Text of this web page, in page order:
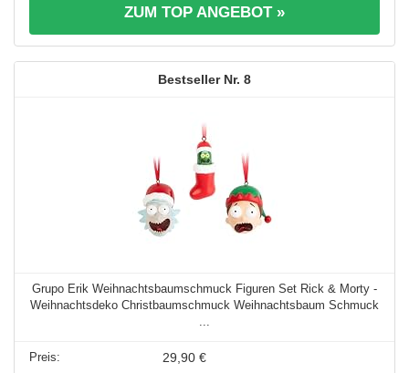
ZUM TOP ANGEBOT »
8
Grupo Erik Weihnachtsbaumschmuck Figuren Set Rick & Morty -
Weihnachtsdeko Christbaumschmuck Weihnachtsbaum Schmuck
...
29,90 €